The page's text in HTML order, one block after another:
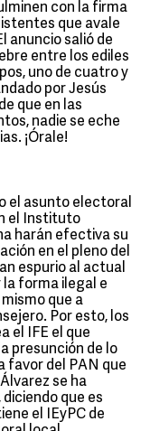
con la firma
que avale
anuncio salió de
entre los ediles
uno de cuatro y
por Jesús
que en las
nadie se eche
¡Órale!
el asunto electoral
el Instituto
harán efectiva su
en el pleno del
espurio al actual
la forma ilegal e
que a
Por esto, los
el IFE el que
presunción de lo
favor del PAN que
se ha
que es
el IEyPC de